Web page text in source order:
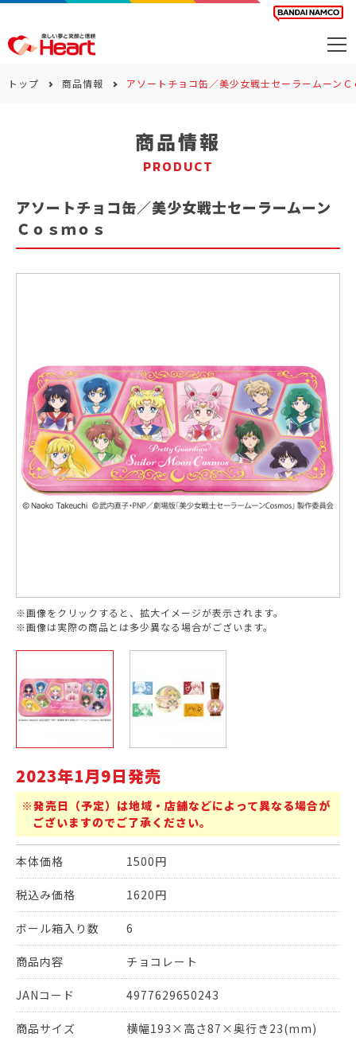
サステナビリティ
トップ 商品情報 アソートチョコ缶／美少女戦士セーラームーン
商品情報
PRODUCT
アソートチョコ缶／美少女戦士セーラームーン
Ｃｏｓｍｏｓ
※画像をクリックすると、拡大イメージが表示されます。
※画像は実際の商品とは多少異なる場合がございます。
2023年1月9日発売
※発売日（予定）は地域・店舗などによって異なる場合が
ございますのでご了承ください。
本体価格 1500円
税込み価格 1620円
ボール箱入り数 6
商品内容 チョコレート
JANコード 4977629650243
商品サイズ 横幅193×高さ87×奥行き23(mm)